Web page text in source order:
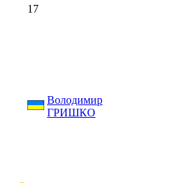
17
Володимир
ГРИШКО